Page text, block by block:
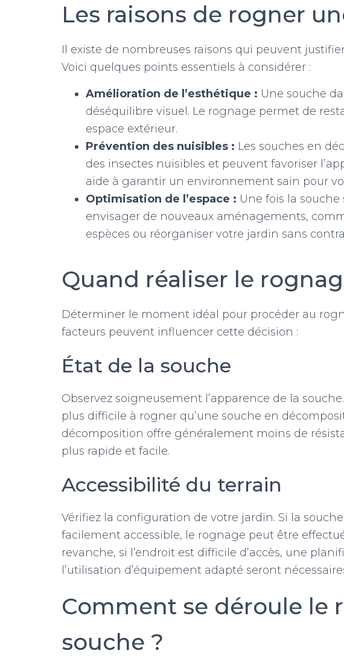
Les raisons de rogner
Il existe de nombreuses raisons qui peuvent
Voici quelques points essentiels à considérer :
Amélioration de l’esthétique : Une souche
déséquilibre visuel. Le rognage permet de
espace extérieur.
Prévention des nuisibles : Les souches en
des insectes nuisibles et peuvent favoriser
aide à garantir un environnement sain pour
Optimisation de l’espace : Une fois la
envisager de nouveaux aménagements,
espèces ou réorganiser votre jardin sans
Quand réaliser le
Déterminer le moment idéal pour procéder au
facteurs peuvent influencer cette décision :
État de la souche
Observez soigneusement l’apparence de la
plus difficile à rogner qu’une souche en
décomposition offre généralement moins de
plus rapide et facile.
Accessibilité du terrain
Vérifiez la configuration de votre jardin. Si la
facilement accessible, le rognage peut être
revanche, si l’endroit est difficile d’accès, une
l’utilisation d’équipement adapté seront
Comment se déroule le
souche ?